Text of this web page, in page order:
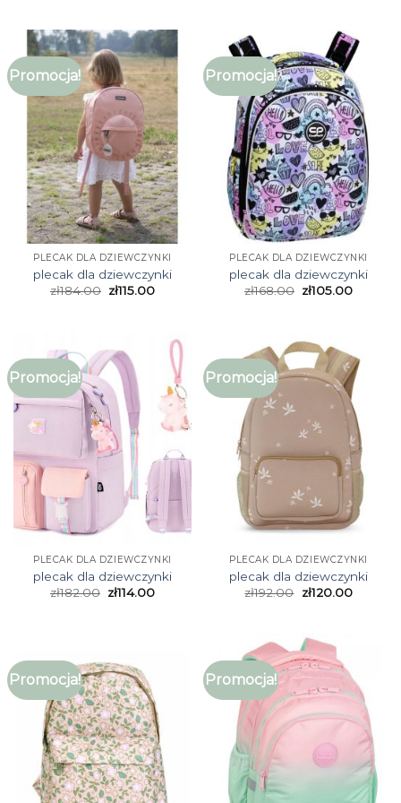
Promocja!
PLECAK DLA DZIEWCZYNKI
plecak dla dziewczynki
zł184.00 zł115.00
Promocja!
PLECAK DLA DZIEWCZYNKI
plecak dla dziewczynki
zł168.00 zł105.00
Promocja!
PLECAK DLA DZIEWCZYNKI
plecak dla dziewczynki
zł182.00 zł114.00
Promocja!
PLECAK DLA DZIEWCZYNKI
plecak dla dziewczynki
zł192.00 zł120.00
Promocja! Promocja!